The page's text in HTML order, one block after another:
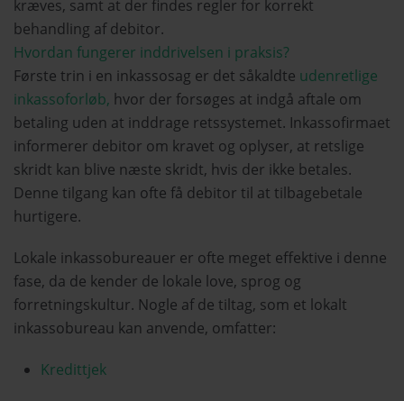
kræves, samt at der findes regler for korrekt
behandling af debitor.
Hvordan fungerer inddrivelsen i praksis?
Første trin i en inkassosag er det såkaldte udenretlige
inkassoforløb, hvor der forsøges at indgå aftale om
betaling uden at inddrage retssystemet. Inkassofirmaet
informerer debitor om kravet og oplyser, at retslige
skridt kan blive næste skridt, hvis der ikke betales.
Denne tilgang kan ofte få debitor til at tilbagebetale
hurtigere.
Lokale inkassobureauer er ofte meget effektive i denne
fase, da de kender de lokale love, sprog og
forretningskultur. Nogle af de tiltag, som et lokalt
inkassobureau kan anvende, omfatter:
Kredittjek